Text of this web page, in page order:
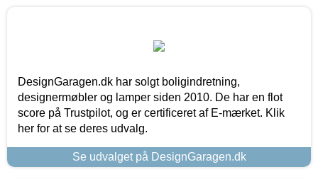
DesignGaragen.dk har solgt boligindretning,
designermøbler og lamper siden 2010. De har en flot
score på Trustpilot, og er certificeret af E-mærket. Klik
her for at se deres udvalg.
Se udvalget på DesignGaragen.dk